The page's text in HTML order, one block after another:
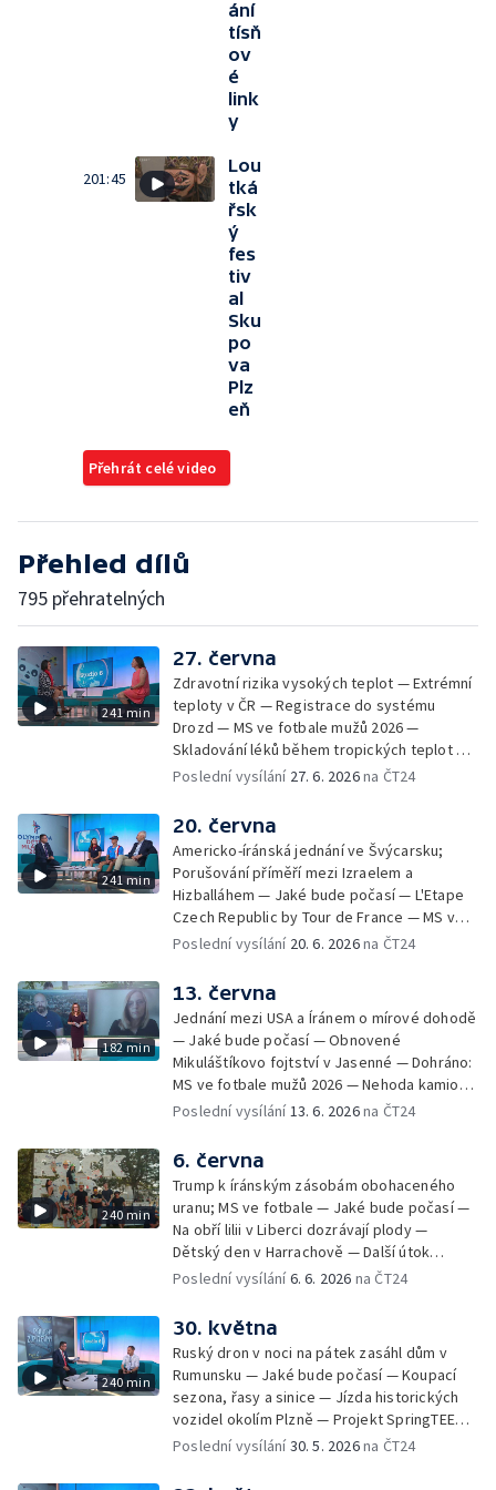
ání
tísň
ov
é
link
y
201:45
Lou
tká
řsk
ý
fes
tiv
al
Sku
po
va
Plz
eň
Přehrát celé video
Přehled dílů
795 přehratelných
241 min
27. června
Zdravotní rizika vysokých teplot — Extrémní
teploty v ČR — Registrace do systému
Drozd — MS ve fotbale mužů 2026 —
Skladování léků během tropických teplot —
MFF KV: proměny vizuální identity v průběhu
Jak se chovat v národních parcích a CHKO —
Festival Bystřička — Výjezdy záchranné
služby kvůli vedrům; Příprava lékárničky na
dovolenou; Body záchrany — Extrémní
teploty v Polsku a na Slovensku — Nový
způsob sledování růstu a chování korálů —
Letní soutěž Déčka Operace abeceda —
vody — Péče o rostliny v horkých dnech —
Cestovní pojištění do zahraničí — Festival
Zlín žije 2026 — Vodní záchranáři v
pohotovosti; Hlídky brněnských záchranářů
kvůli ohňostroji
Poslední vysílání 27. 6. 2026na ČT24
241 min
20. června
Americko-íránská jednání ve Švýcarsku;
Porušování příměří mezi Izraelem a
Hizballáhem — Jaké bude počasí — L'Etape
Czech Republic by Tour de France — MS ve
fotbale mužů 2026 — Světový den ALS —
samosběr česneku v Česku — Dobrá kvalita
vody ke koupání v Praze — 11 českých škol
s certifikátem Světová škola — Charitativní
běh RUN4HELP — Jak se chovat v horkém
počasí — Olympiáda dětí a mládeže v Praze
— Dobrovolníci uklízejí řeku Sázavu —
Koupání ve vodní nádrži Slezská Harta —
Collegium 1704 na festivalu Smetanova
Litomyšl — V Havlíčkově Brodě mají dům pro
vlaštovky — Záchranáři radí, jak se chovat u
vody v horku
Poslední vysílání 20. 6. 2026na ČT24
182 min
13. června
Jednání mezi USA a Íránem o mírové dohodě
— Jaké bude počasí — Obnovené
Mikuláštíkovo fojtství v Jasenné — Dohráno:
MS ve fotbale mužů 2026 — Nehoda kamionů
u Brna — V Bratislavě se narodila siamská
nezabezpečeného výkopu — Jak mluvit s
dětmi o penězích — Novela zákona o střetu
zájmů; Financování veřejnoprávních médií —
84 let od vyhlazení Lidic — Mezinárodní den
povědomí o albinismu — Pořad Zkraje o
fenoménu dobrovolných hasičů — První blok
přístupových jednání s Ukrajinou — Polovina
Poslední vysílání13. 6. 2026na ČT24
240 min
6. června
Trump k íránským zásobám obohaceného
uranu; MS ve fotbale — Jaké bude počasí —
Na obří lilii v Liberci dozrávají plody —
Dětský den v Harrachově — Další útok
medvěda na člověka na Slovensku — Černé
tenisové výkony na Roland Garros —
Smrtelné nehody motorkářů na českých
silnicích — Mezinárodní festival nového
cirkusu Cirk-UFF — Ošetření po bodnutí
hmyzem — 113. ročník veslařského závodu
Primátorky — Zelenskyj navrhl v dopise
Putinovi schůzku; Putin jednal se
Poslední vysílání6. 6. 2026 na ČT24
240 min
30. května
Ruský dron v noci na pátek zasáhl dům v
Rumunsku — Jaké bude počasí — Koupací
sezona, řasy a sinice — Jízda historických
vozidel okolím Plzně — Projekt SpringTEEN
— Černé ovce: komplikace při odletu na
Podještědí — Vědci rozluštili tzv. Borgovu
Poslední vysílání30. 5. 2026na ČT24